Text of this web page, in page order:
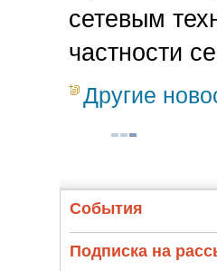
сетевым
частности
Другие
События
Подписка на